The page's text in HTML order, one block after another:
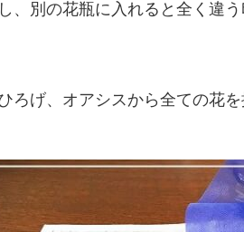
、別の花瓶に入れると全く違
ろげ、オアシスから全ての花